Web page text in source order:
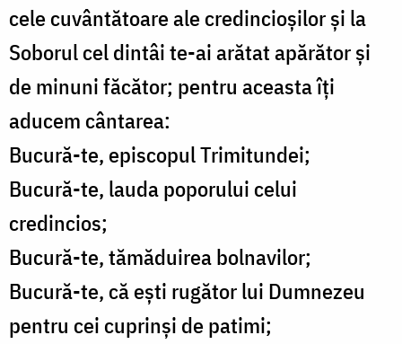
cele cuvântătoare ale credincioșilor și la
Soborul cel dintâi te-ai arătat apărător și
de minuni făcător; pentru aceasta îți
aducem cântarea:
Bucură-te, episcopul Trimitundei;
Bucură-te, lauda poporului celui
credincios;
Bucură-te, tămăduirea bolnavilor;
Bucură-te, că ești rugător lui Dumnezeu
pentru cei cuprinși de patimi;